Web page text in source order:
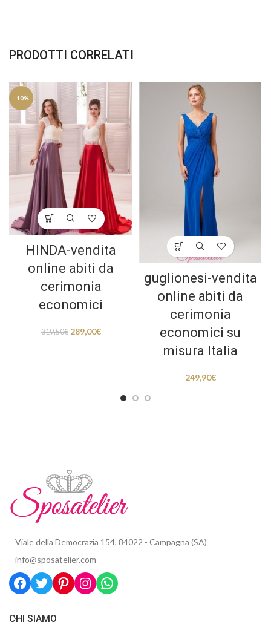
PRODOTTI CORRELATI
-10%
HINDA-vendita
online abiti da
cerimonia
economici
319,50€ 289,00€
guglionesi-vendita
online abiti da
cerimonia
economici su
misura Italia
249,90€
Viale della Democrazia 154, 84022 - Campagna (SA)
info@sposatelier.com
CHI SIAMO